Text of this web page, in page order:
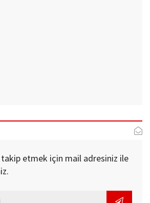
etmek için mail adresiniz ile